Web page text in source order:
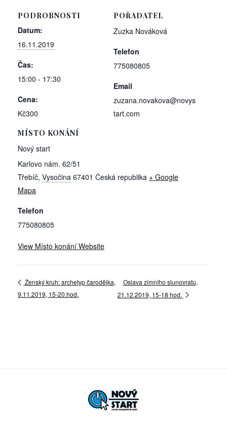
PODROBNOSTI
Datum:
16.11.2019
Čas:
15:00 - 17:30
Cena:
Kč300
MÍSTO KONÁNÍ
Nový start
Karlovo nám. 62/51
Třebíč, Vysočina 67401 Česká republika + Google
Mapa
Telefon
775080805
View Místo konání Website
POŘADATEL
Zuzka Nováková
Telefon
775080805
Email
zuzana.novakova@novys
tart.com
Ženský kruh: archetyp čarodějka,
9.11.2019, 15-20.hod.
Oslava zimního slunovratu,
21.12.2019, 15-18 hod.